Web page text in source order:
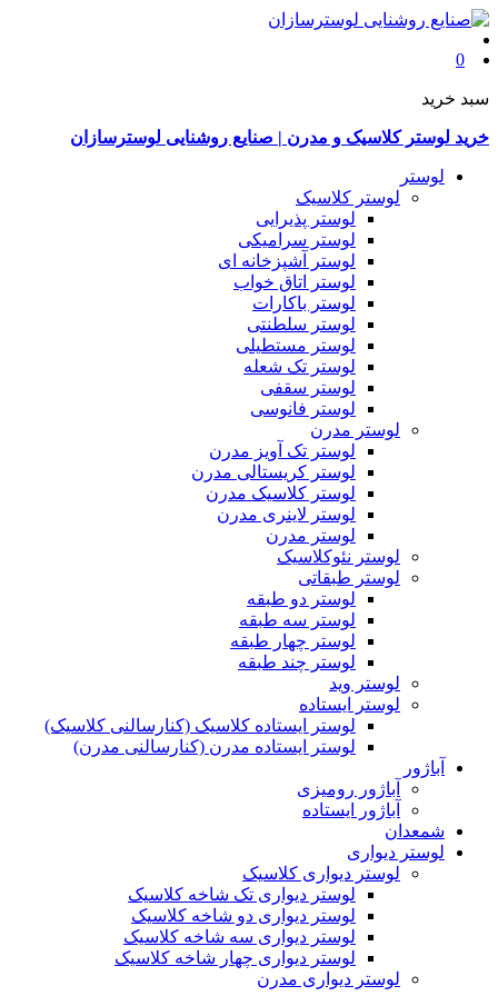
0
سبد خرید
خرید لوستر کلاسیک و مدرن | صنایع روشنایی لوسترسازان
لوستر
لوستر کلاسیک
لوستر پذیرایی
لوستر سرامیکی
لوستر آشپزخانه ای
لوستر اتاق خواب
لوستر باکارات
لوستر سلطنتی
لوستر مستطیلی
لوستر تک شعله
لوستر سقفی
لوستر فانوسی
لوستر مدرن
لوستر تک آویز مدرن
لوستر کریستالی مدرن
لوستر کلاسیک مدرن
لوستر لاینری مدرن
لوستر مدرن
لوستر نئوکلاسیک
لوستر طبقاتی
لوستر دو طبقه
لوستر سه طبقه
لوستر چهار طبقه
لوستر چند طبقه
لوستر وید
لوستر ایستاده
لوستر ایستاده کلاسیک (کنارسالنی کلاسیک)
لوستر ایستاده مدرن (کنارسالنی مدرن)
آباژور
آباژور رومیزی
آباژور ایستاده
شمعدان
لوستر دیواری
لوستر دیواری کلاسیک
لوستر دیواری تک شاخه کلاسیک
لوستر دیواری دو شاخه کلاسیک
لوستر دیواری سه شاخه کلاسیک
لوستر دیواری چهار شاخه کلاسیک
لوستر دیواری مدرن